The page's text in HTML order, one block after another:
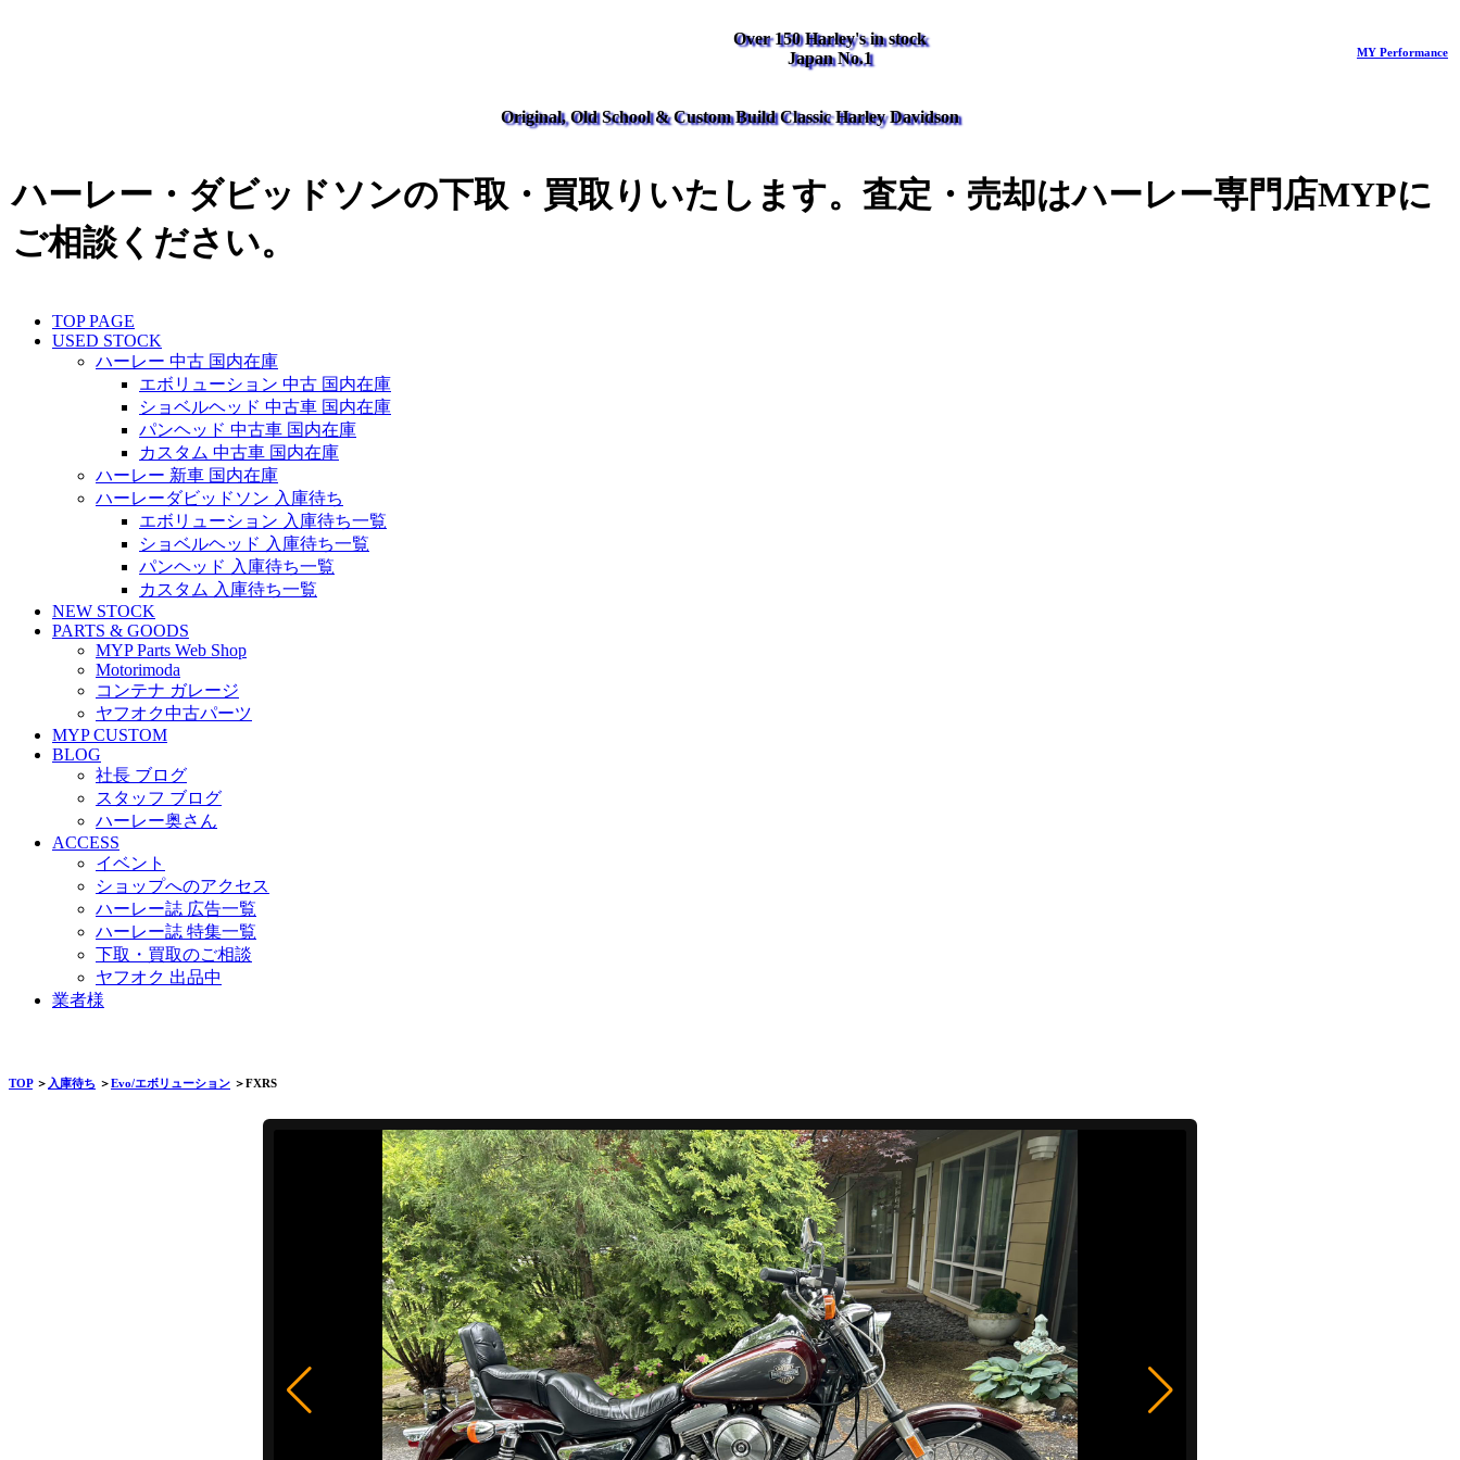
Over 150 Harley's in stock
Japan No.1
MY Performance
Original, Old School & Custom Build Classic Harley Davidson
ハーレー・ダビッドソンの下取・買取りいたします。査定・売却はハーレー専門店MYPに
ご相談ください。
TOP PAGE
USED STOCK
ハーレー 中古 国内在庫
エボリューション 中古 国内在庫
ショベルヘッド 中古車 国内在庫
パンヘッド 中古車 国内在庫
カスタム 中古車 国内在庫
ハーレー 新車 国内在庫
ハーレーダビッドソン 入庫待ち
エボリューション 入庫待ち一覧
ショベルヘッド 入庫待ち一覧
パンヘッド 入庫待ち一覧
カスタム 入庫待ち一覧
NEW STOCK
PARTS & GOODS
MYP Parts Web Shop
Motorimoda
コンテナ ガレージ
ヤフオク中古パーツ
MYP CUSTOM
BLOG
社長 ブログ
スタッフ ブログ
ハーレー奥さん
ACCESS
イベント
ショップへのアクセス
ハーレー誌 広告一覧
ハーレー誌 特集一覧
下取・買取のご相談
ヤフオク 出品中
業者様
TOP＞ 入庫待ち ＞Evo/エボリューション ＞FXRS